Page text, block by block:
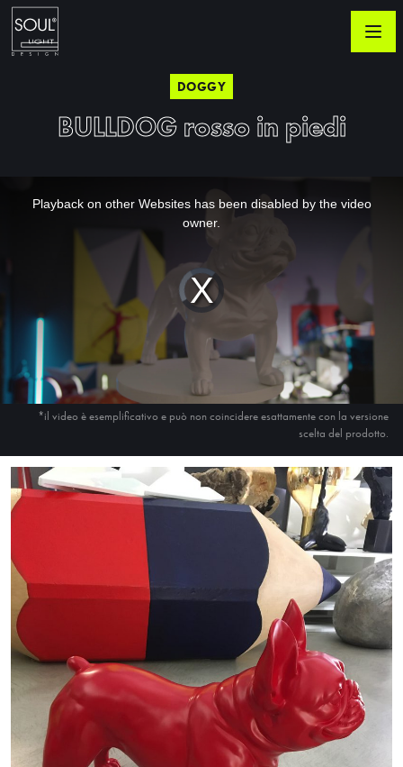
DOGGY
BULLDOG rosso in piedi
Video
Player
is
loading.
Playback on other Websites has been disabled by the video
owner.
*il video è esemplificativo e può non coincidere esattamente con la versione
scelta del prodotto.